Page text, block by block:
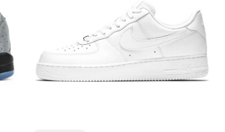
стопу та устілку й оберіть розмір, що
Вашого екрану колір може дещо